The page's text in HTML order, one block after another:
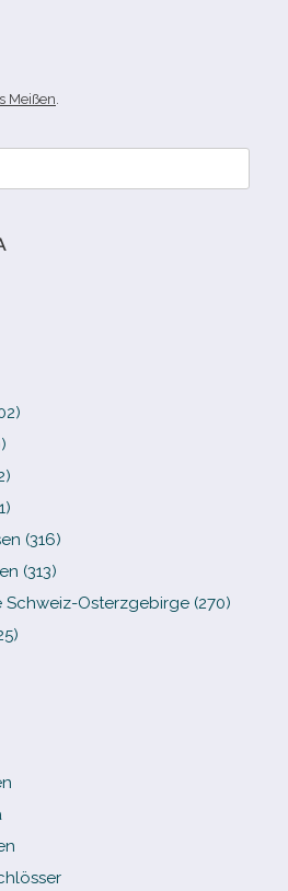
Meißen
(316)
(313)
Schweiz-​Osterzgebirge (270)